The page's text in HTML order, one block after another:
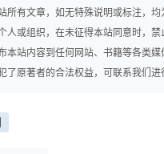
所有文章，如无特殊说明或标注，均
人或组织，在未征得本站同意时，禁
本站内容到任何网站、书籍等各类媒
了原著者的合法权益，可联系我们进